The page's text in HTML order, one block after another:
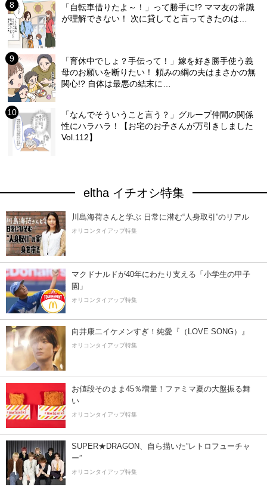
「自転車借りたよ～！」って勝手に!? ママ友の常識
が理解できない！ 次に貸してと言ってきたのは…
「育休中でしょ？手伝って！」嫁を好き勝手使う義
母のお願いを断りたい！ 頼みの綱の夫はまさかの無
関心!? 自体は最悪の結末に…
「なんでそういうこと言う？」グループ仲間の関係
性にハラハラ！【お宅のお子さんが万引きしました
Vol.112】
eltha イチオシ特集
川島海荷さんと学ぶ 日常に潜む“人身取引”のリアル
オリコンタイアップ特集
マクドナルドが40年にわたり支える「小学生の甲子
園」
オリコンタイアップ特集
向井康二イケメンすぎ！純愛『（LOVE SONG）』
オリコンタイアップ特集
お値段そのまま45％増量！ファミマ夏の大盤振る舞
い
オリコンタイアップ特集
SUPER★DRAGON、自ら描いた”レトロフューチャ
ー”
オリコンタイアップ特集